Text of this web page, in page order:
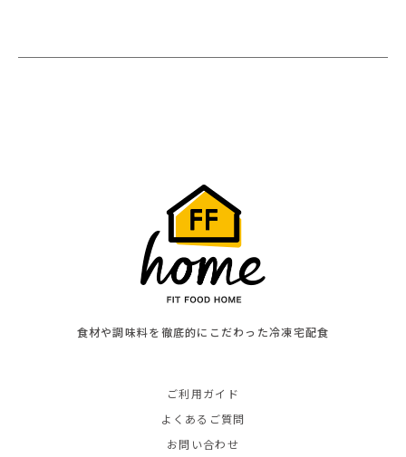
食材や調味料を徹底的にこだわった冷凍宅配食
ご利用ガイド
よくあるご質問
お問い合わせ